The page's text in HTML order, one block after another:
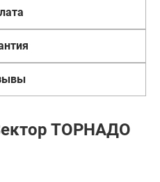
ТОРНАДО